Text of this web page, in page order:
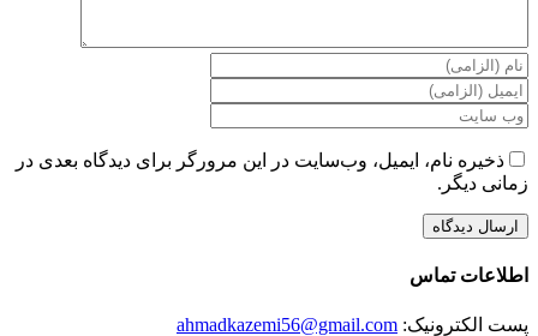
ذخیره نام، ایمیل، وب‌سایت در این مرورگر برای دیدگاه بعدی در
زمانی دیگر.
اطلاعات تماس
پست الکترونیک: ahmadkazemi56@gmail.com